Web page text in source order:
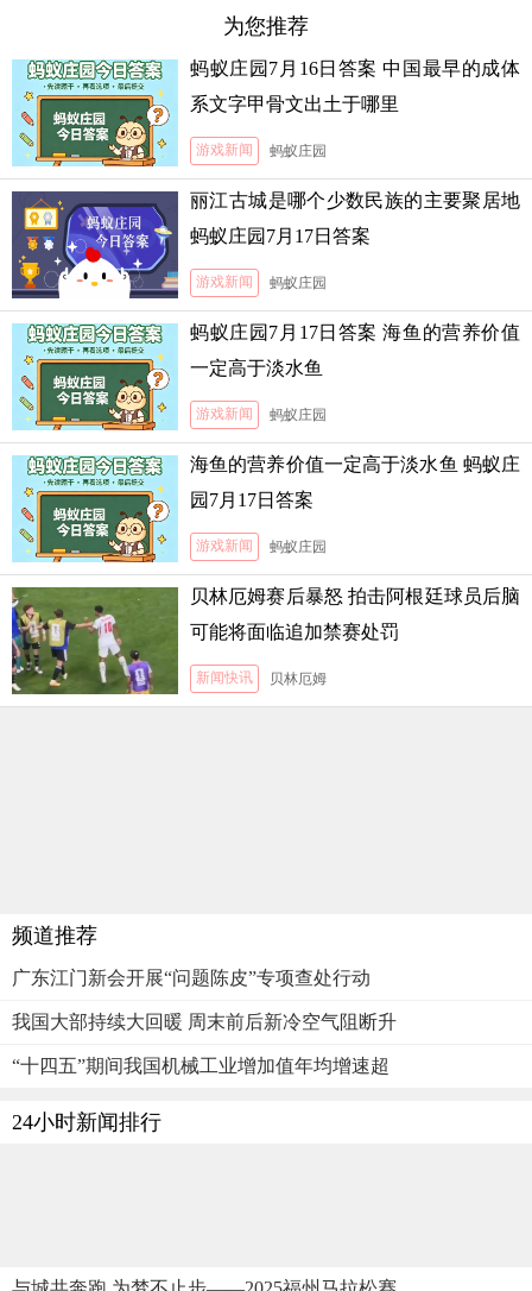
为您推荐
蚂蚁庄园7月16日答案 中国最早的成体
系文字甲骨文出土于哪里
游戏新闻 蚂蚁庄园
丽江古城是哪个少数民族的主要聚居地
蚂蚁庄园7月17日答案
游戏新闻 蚂蚁庄园
蚂蚁庄园7月17日答案 海鱼的营养价值
一定高于淡水鱼
游戏新闻 蚂蚁庄园
海鱼的营养价值一定高于淡水鱼 蚂蚁庄
园7月17日答案
游戏新闻 蚂蚁庄园
贝林厄姆赛后暴怒 拍击阿根廷球员后脑
可能将面临追加禁赛处罚
新闻快讯 贝林厄姆
频道推荐
广东江门新会开展“问题陈皮”专项查处行动
我国大部持续大回暖 周末前后新冷空气阻断升
“十四五”期间我国机械工业增加值年均增速超
24小时新闻排行